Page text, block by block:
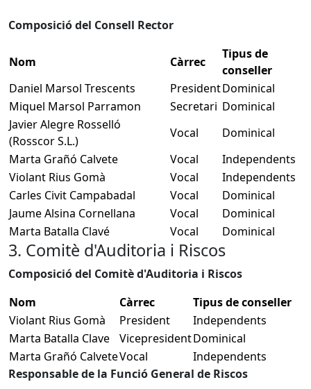
Composició del Consell Rector
Nom Càrrec
Tipus de
conseller
Daniel Marsol Trescents
PresidentDominical
Miquel Marsol Parramon
Secretari Dominical
Javier Alegre Rosselló
(Rosscor S.L.)
Vocal
Dominical
Marta Grañó Calvete
Vocal
Independents
Violant Rius Gomà
Vocal
Independents
Carles Civit Campabadal
Vocal
Dominical
Jaume Alsina Cornellana
Vocal
Dominical
Marta Batalla Clavé
Vocal Dominical
3. Comitè d'Auditoria i Riscos
Composició del Comitè d'Auditoria i Riscos
Nom
Càrrec
Tipus de conseller
Violant Rius Gomà
President
Independents
Marta Batalla Clave
VicepresidentDominical
Marta Grañó CalveteVocal
Independents
Responsable de la Funció General de Riscos